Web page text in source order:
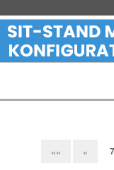
«« « 7